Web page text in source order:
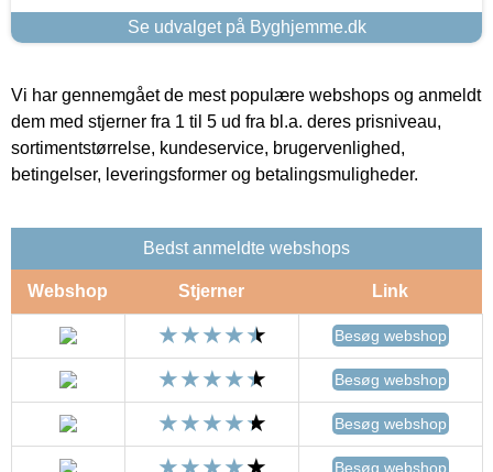
Se udvalget på Byghjemme.dk
Vi har gennemgået de mest populære webshops og anmeldt
dem med stjerner fra 1 til 5 ud fra bl.a. deres prisniveau,
sortimentstørrelse, kundeservice, brugervenlighed,
betingelser, leveringsformer og betalingsmuligheder.
Bedst anmeldte webshops
Webshop Stjerner Link
Besøg webshop
Besøg webshop
Besøg webshop
Besøg webshop